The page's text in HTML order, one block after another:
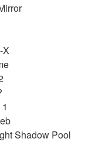
X
Shadow Pool